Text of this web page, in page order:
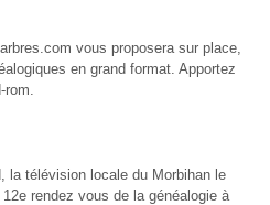
vous proposera sur place,
en grand format. Apportez
rom.
la télévision locale du Morbihan le
rendez vous de la généalogie à